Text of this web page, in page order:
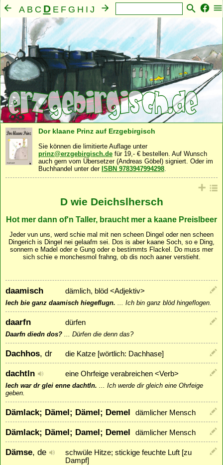
A B C D E F G H I J
K L M N R S X
Mensch· Seele ·Geist· Familie· Gemeinschaft
Nahrung·Natur·Sonstiges
Dor klaane Prinz auf Erzgebirgisch
Sie können die limitierte Auflage unter
prinz@erzgebirgisch.de für 19,- € bestellen. Auf Wunsch
auch gern vom Übersetzer (Andreas Göbel) signiert. Oder im
Buchhandel unter der ISBN 9783947994298.
D wie Deichslhersch
Hot mer dann of'n Taller, braucht mer a kaane Preislbeer
Jeder vun uns, werd schie mal mit nen scheen Dingel oder nen scheen
Dingerich is Dingel nei gelaafm sei. Dos is aber kaane Soch, so e Ding,
sonnern e Madel oder e Gung oder e bestimmts Flackel. Do muss mer
sich schie e monchesmol frahng, ob dis noch aaner verstieht.
daamisch dämlich, blöd <Adjektiv>
Iech bie ganz daamisch hiegeflugn. Ich bin ganz blöd hingeflogen.
daarfn dürfen
Daarfn diedn dos? Dürfen die denn das?
Dachhos, dr die Katze [wörtlich: Dachhase]
dachtln eine Ohrfeige verabreichen <Verb>
Iech war dr glei enne dachtln.
Ich werde dir gleich eine Ohrfeige
geben.
Dämlack; Dämel; Dämel; Demel dämlicher Mensch
Dämlack; Dämel; Damel; Demel dämlicher Mensch
Dämse, de
schwüle Hitze; stickige feuchte Luft [zu
Dampf]